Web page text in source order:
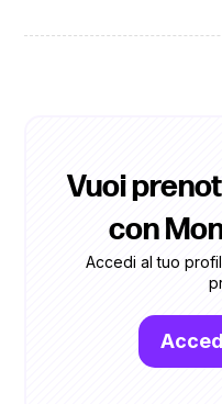
Vuoi
con
Accedi al tuo